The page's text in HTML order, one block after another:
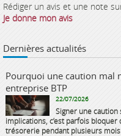
Rédiger un avis et une note
Je donne mon avis
Dernières actualités
Pourquoi une caution mal
entreprise BTP
22/07/2026
Signer une
implications, c’est parfois
trésorerie pendant plusieurs mois